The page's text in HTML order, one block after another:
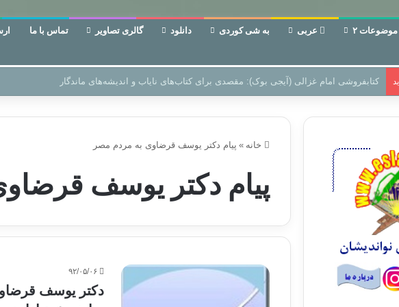
موضوعات ۲ عربی به شی کوردی دانلود گالری تصاویر تماس با ما
سر دفتر فساد در زمین‌، دوری وکناره‌گیری از راه خداست‌!
خانه » پیام دکتر یوسف قرضاوی به مردم مصر
پیام دکتر یوسف
۹۲/۰۵/۰۶
دکتر یوسف